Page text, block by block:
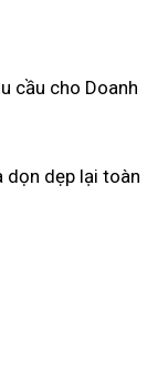
cầu cho Doanh
dọn dẹp lại toàn